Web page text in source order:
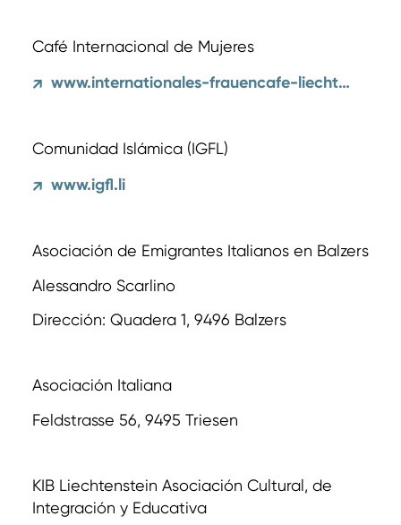
Café Internacional de Mujeres
↗ www.internationales-frauencafe-liechtenstein.com
Comunidad Islámica (IGFL)
↗ www.igfl.li
Asociación de Emigrantes Italianos en Balzers
Alessandro Scarlino
Dirección: Quadera 1, 9496 Balzers
Asociación Italiana
Feldstrasse 56, 9495 Triesen
KIB Liechtenstein Asociación Cultural, de
Integración y Educativa